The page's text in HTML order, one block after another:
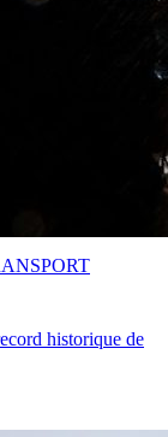
historique de